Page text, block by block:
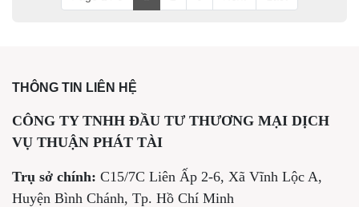
THÔNG TIN LIÊN HỆ
CÔNG TY TNHH ĐẦU TƯ THƯƠNG MẠI DỊCH
VỤ THUẬN PHÁT TÀI
Trụ sở chính: C15/7C Liên Ấp 2-6, Xã Vĩnh Lộc A,
Huyện Bình Chánh, Tp. Hồ Chí Minh